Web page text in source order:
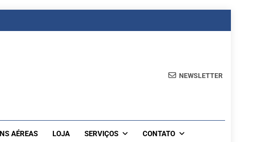
NEWSLETTER
AÉREAS LOJA SERVIÇOS CONTATO